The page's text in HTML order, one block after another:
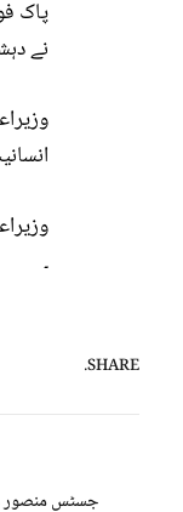
پاک
نے
۔
SHARE.
جسٹس منصور